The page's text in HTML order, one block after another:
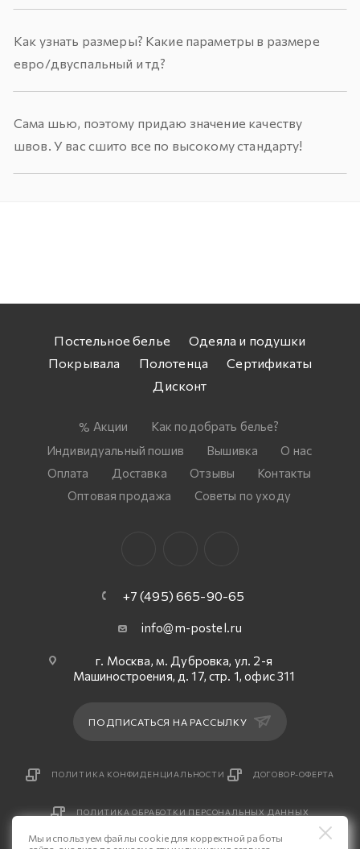
Как узнать размеры? Какие параметры в размере
евро/двуспальный и тд?
Сама шью, поэтому придаю значение качеству
швов. У вас сшито все по высокому стандарту!
Постельное белье
Одеяла и подушки
Покрывала
Полотенца
Сертификаты
Дисконт
Акции
Как подобрать белье?
Индивидуальный пошив
Вышивка
О нас
Оплата
Доставка Отзывы
Контакты
Оптовая продажа
Советы по уходу
+7 (495) 665-90-65
info@m-postel.ru
г. Москва, м. Дубровка, ул. 2-я
Машиностроения, д. 17, стр. 1, офис 311
ПОДПИСАТЬСЯ НА РАССЫЛКУ
ПОЛИТИКА КОНФИДЕНЦИАЛЬНОСТИ ДОГОВОР-ОФЕРТА
ПОЛИТИКА ОБРАБОТКИ ПЕРСОНАЛЬНЫХ ДАННЫХ
Мы используем файлы cookie для корректной работы